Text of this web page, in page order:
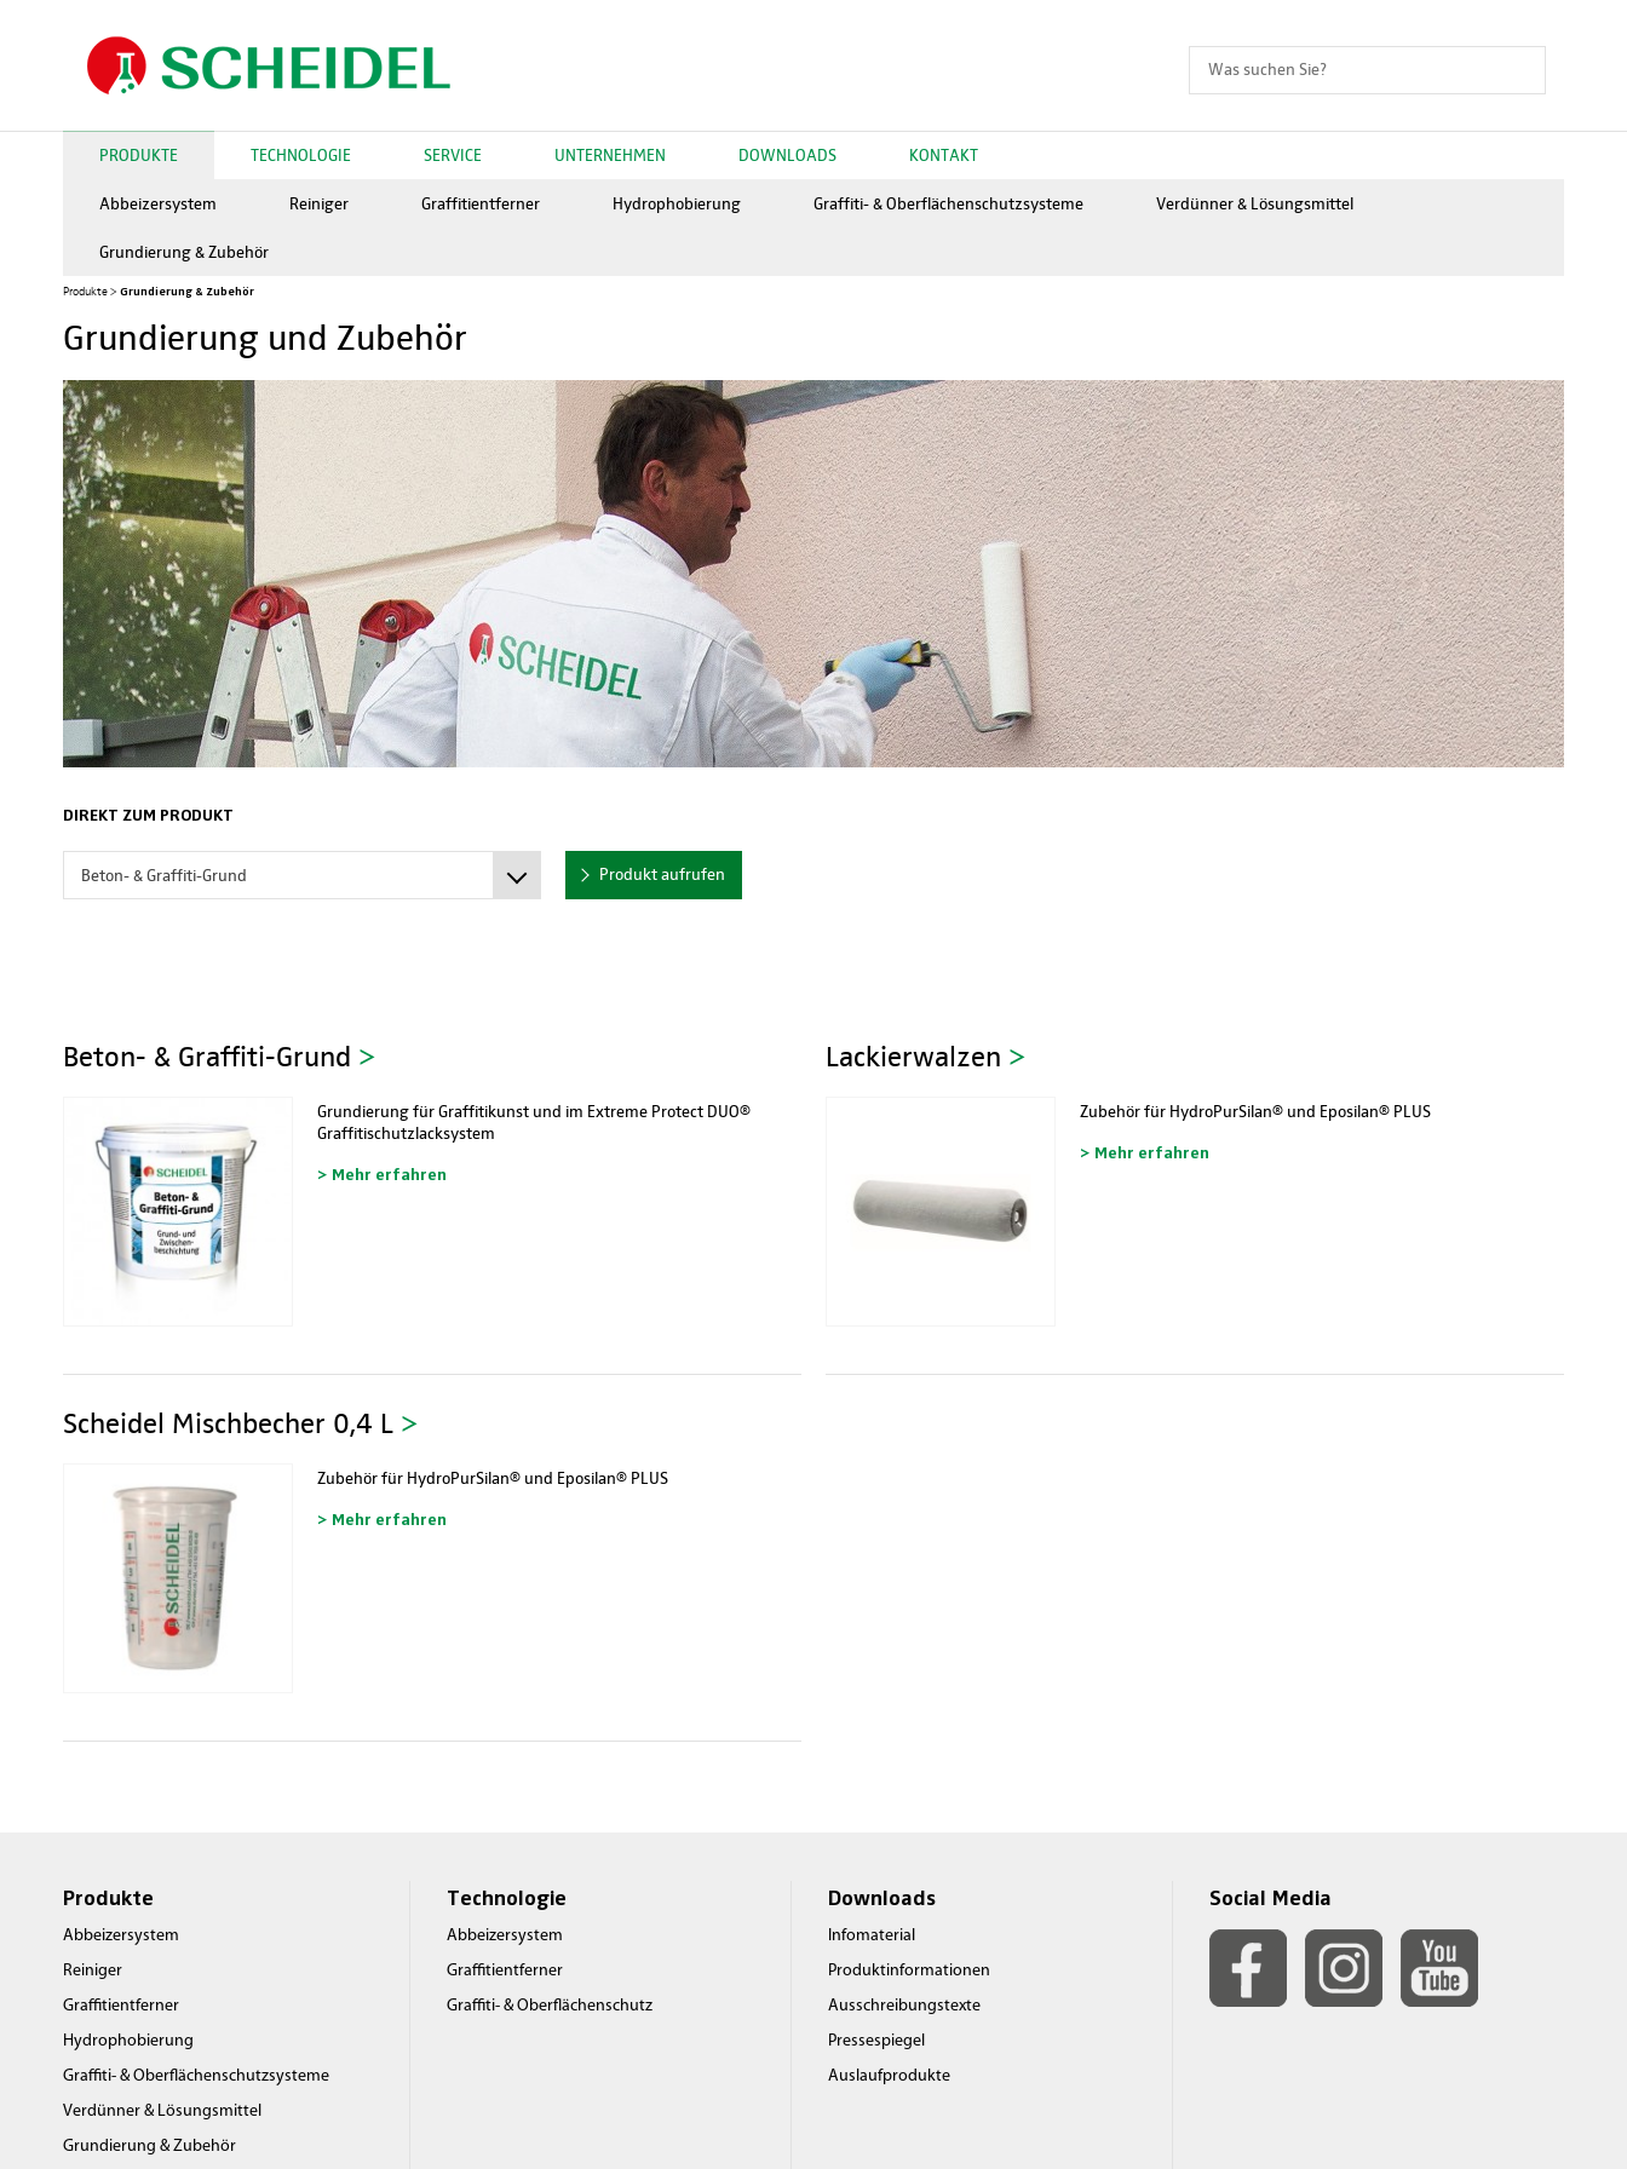
PRODUKTE
Abbeizersystem Reiniger Graffitientferner Hydrophobierung Graffiti- & Oberflächenschutzsysteme Verdünner & Lösungsmittel
Grundierung & Zubehör
TECHNOLOGIE SERVICE UNTERNEHMEN DOWNLOADS KONTAKT
Produkte > Grundierung & Zubehör
Grundierung und Zubehör
DIREKT ZUM PRODUKT
Beton- & Graffiti-Grund Produkt aufrufen
Beton- & Graffiti-Grund >
Grundierung für Graffitikunst und im Extreme Protect DUO®
Graffitischutzlacksystem
> Mehr erfahren
Lackierwalzen >
Zubehör für HydroPurSilan® und Eposilan® PLUS
> Mehr erfahren
Scheidel Mischbecher 0,4 L >
Zubehör für HydroPurSilan® und Eposilan® PLUS
> Mehr erfahren
Produkte
Abbeizersystem
Reiniger
Graffitientferner
Hydrophobierung
Graffiti- & Oberflächenschutzsysteme
Verdünner & Lösungsmittel
Grundierung & Zubehör
Technologie
Abbeizersystem
Graffitientferner
Graffiti- & Oberflächenschutz
Downloads
Infomaterial
Produktinformationen
Ausschreibungstexte
Pressespiegel
Auslaufprodukte
Social Media